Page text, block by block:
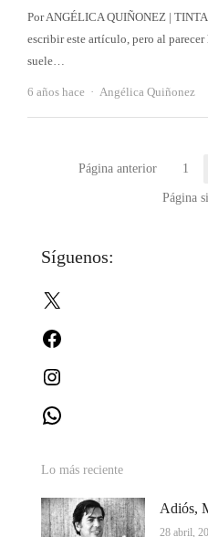
Por ANGÉLICA QUIÑONEZ |
escribir este artículo, pero al
suele…
6 años hace Autor
Angélica Quiñonez
Paginación
Página anterior 1
Página
Síguenos:
Lo más reciente
Adiós,
28 abril,